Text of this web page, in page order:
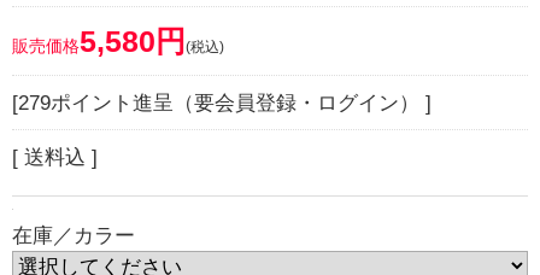
販売価格5,580円 (税込)
[279ポイント進呈（要会員登録・ログイン） ]
[ 送料込 ]
在庫／カラー